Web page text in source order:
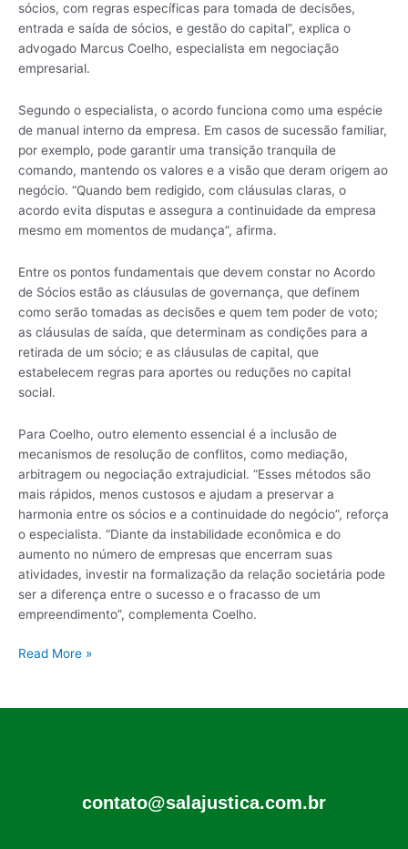
sócios, com regras específicas para tomada de decisões,
entrada e saída de sócios, e gestão do capital”, explica o
advogado Marcus Coelho, especialista em negociação
empresarial.
Segundo o especialista, o acordo funciona como uma espécie
de manual interno da empresa. Em casos de sucessão familiar,
por exemplo, pode garantir uma transição tranquila de
comando, mantendo os valores e a visão que deram origem ao
negócio. “Quando bem redigido, com cláusulas claras, o
acordo evita disputas e assegura a continuidade da empresa
mesmo em momentos de mudança”, afirma.
Entre os pontos fundamentais que devem constar no Acordo
de Sócios estão as cláusulas de governança, que definem
como serão tomadas as decisões e quem tem poder de voto;
as cláusulas de saída, que determinam as condições para a
retirada de um sócio; e as cláusulas de capital, que
estabelecem regras para aportes ou reduções no capital
social.
Para Coelho, outro elemento essencial é a inclusão de
mecanismos de resolução de conflitos, como mediação,
arbitragem ou negociação extrajudicial. “Esses métodos são
mais rápidos, menos custosos e ajudam a preservar a
harmonia entre os sócios e a continuidade do negócio”, reforça
o especialista. “Diante da instabilidade econômica e do
aumento no número de empresas que encerram suas
atividades, investir na formalização da relação societária pode
ser a diferença entre o sucesso e o fracasso de um
empreendimento”, complementa Coelho.
Read More »
contato@salajustica.com.br